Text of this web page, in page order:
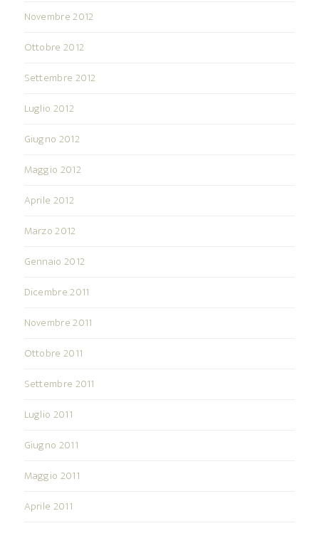
Novembre 2012
Ottobre 2012
Settembre 2012
Luglio 2012
Giugno 2012
Maggio 2012
Aprile 2012
Marzo 2012
Gennaio 2012
Dicembre 2011
Novembre 2011
Ottobre 2011
Settembre 2011
Luglio 2011
Giugno 2011
Maggio 2011
Aprile 2011